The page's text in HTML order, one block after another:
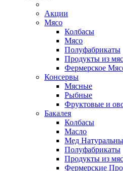
Акции
Мясо
Колбасы
Мясо
Полуфабрикаты
Продукты из
Фермерское
Консервы
Мясные
Рыбные
Фруктовые и
Бакалея
Колбасы
Масло
Мед
Полуфабрикаты
Продукты из
Фермерские